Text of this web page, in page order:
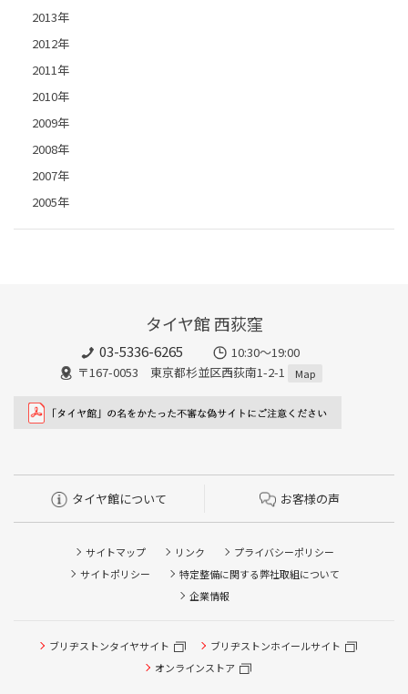
2013年
2012年
2011年
2010年
2009年
2008年
2007年
2005年
タイヤ館 西荻窪
03-5336-6265
10:30～19:00
〒167-0053 東京都杉並区西荻南1-2-1
Map
タイヤ館について お客様の声
サイトマップ リンク
プライバシーポリシー
サイトポリシー
特定整備に関する弊社取組について
企業情報
ブリヂストンタイヤサイト
ブリヂストンホイールサイト
オンラインストア
タイヤ点検・安全点検/タイヤ履き替え/オイル交換/その他
ピット作業の予約